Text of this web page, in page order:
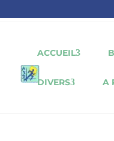
ACCUEIL
DIVERS A